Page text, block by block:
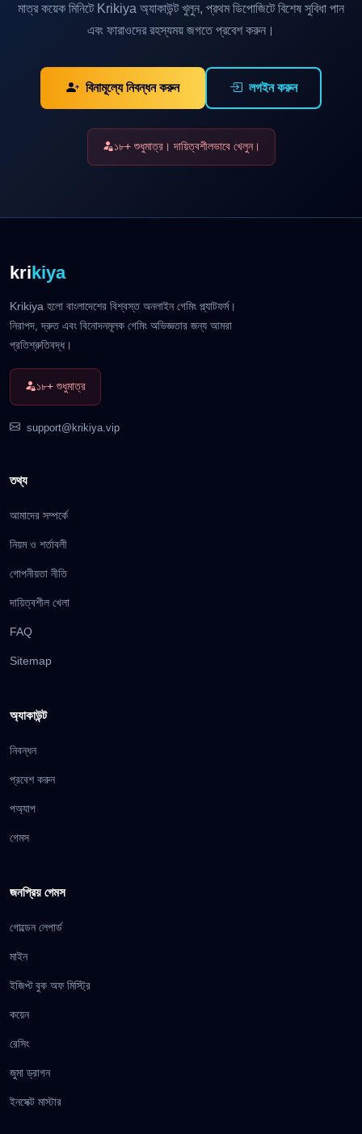
মাত্র কয়েক মিনিটে Krikiya অ্যাকাউন্ট খুলুন, প্রথম ডিপোজিটে বিশেষ সুবিধা পান
এবং ফারাওদের রহস্যময় জগতে প্রবেশ করুন।
বিনামূল্যে নিবন্ধন করুন লগইন করুন
১৮+ শুধুমাত্র। দায়িত্বশীলভাবে খেলুন।
krikiya
Krikiya হলো বাংলাদেশের বিশ্বস্ত অনলাইন গেমিং প্ল্যাটফর্ম।
নিরাপদ, দ্রুত এবং বিনোদনমূলক গেমিং অভিজ্ঞতার জন্য আমরা
প্রতিশ্রুতিবদ্ধ।
১৮+ শুধুমাত্র
support@krikiya.vip
তথ্য
আমাদের সম্পর্কে
নিয়ম ও শর্তাবলী
গোপনীয়তা নীতি
দায়িত্বশীল খেলা
FAQ
Sitemap
অ্যাকাউন্ট
নিবন্ধন
প্রবেশ করুন
পঅ্যাপ
গেমস
জনপ্রিয় গেমস
গোল্ডেন লেপার্ড
মাইন
ইজিপ্ট বুক অফ মিস্ট্রি
কয়েন
রেসিং
জুমা ড্রাগন
ইনসেক্ট মাস্টার